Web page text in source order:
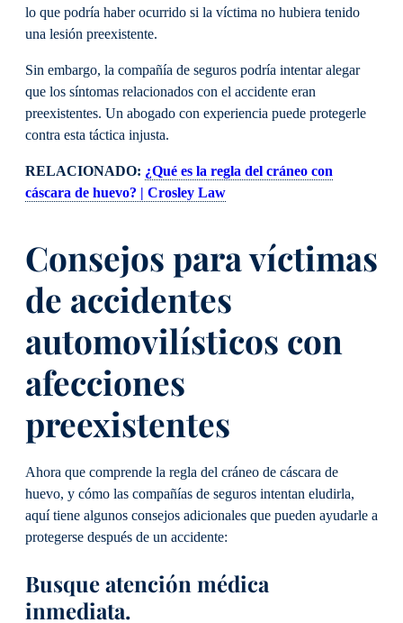
lo que podría haber ocurrido si la víctima no hubiera tenido
una lesión preexistente.
Sin embargo, la compañía de seguros podría intentar alegar
que los síntomas relacionados con el accidente eran
preexistentes. Un abogado con experiencia puede protegerle
contra esta táctica injusta.
RELACIONADO: ¿Qué es la regla del cráneo con
cáscara de huevo? | Crosley Law
Consejos para víctimas
de accidentes
automovilísticos con
afecciones
preexistentes
Ahora que comprende la regla del cráneo de cáscara de
huevo, y cómo las compañías de seguros intentan eludirla,
aquí tiene algunos consejos adicionales que pueden ayudarle a
protegerse después de un accidente:
Busque atención médica
inmediata.